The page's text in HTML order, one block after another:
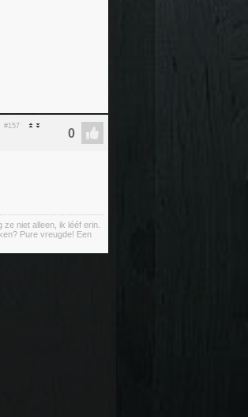
#157
niet alleen, ik lééf erin.
Pure vreugde! Een